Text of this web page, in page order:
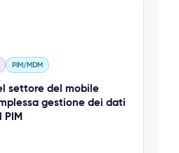
PIM/MDM
settore del mobile
gestione dei dati
PIM